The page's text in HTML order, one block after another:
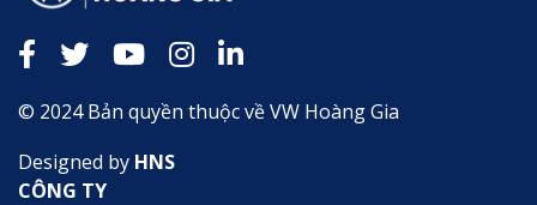
© 2024 Bản quyền thuộc về VW Hoàng Gia
Designed by HNS
CÔNG TY